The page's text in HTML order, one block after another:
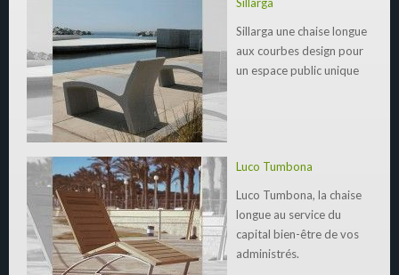
Sillarga une chaise longue
aux courbes design pour
un espace public unique
Luco Tumbona
Luco Tumbona, la chaise
longue au service du
capital bien-être de vos
administrés.